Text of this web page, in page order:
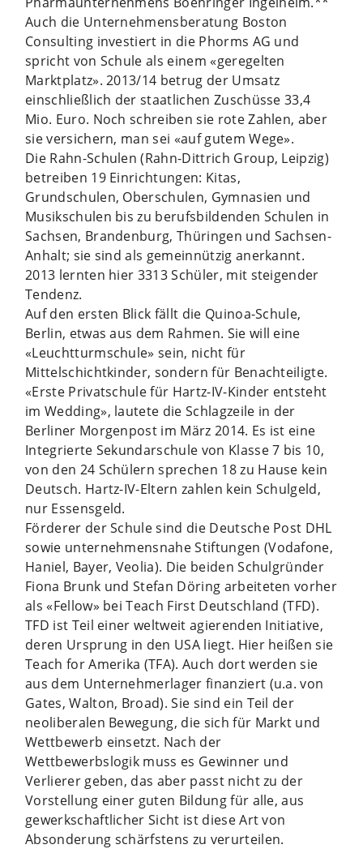
Auch die Unternehmensberatung Boston
Consulting investiert in die Phorms AG und
spricht von Schule als einem «geregelten
Marktplatz». 2013/14 betrug der Umsatz
einschließlich der staatlichen Zuschüsse 33,4
Mio. Euro. Noch schreiben sie rote Zahlen, aber
sie versichern, man sei «auf gutem Wege».
Die Rahn-Schulen (Rahn-Dittrich Group, Leipzig)
betreiben 19 Einrichtungen: Kitas,
Grundschulen, Oberschulen, Gymnasien und
Musikschulen bis zu berufsbildenden Schulen in
Sachsen, Brandenburg, Thüringen und Sachsen-
Anhalt; sie sind als gemeinnützig anerkannt.
2013 lernten hier 3313 Schüler, mit steigender
Tendenz.
Auf den ersten Blick fällt die Quinoa-Schule,
Berlin, etwas aus dem Rahmen. Sie will eine
«Leuchtturmschule» sein, nicht für
Mittelschichtkinder, sondern für Benachteiligte.
«Erste Privatschule für Hartz-IV-Kinder entsteht
im Wedding», lautete die Schlagzeile in der
Berliner Morgenpost im März 2014. Es ist eine
Integrierte Sekundarschule von Klasse 7 bis 10,
von den 24 Schülern sprechen 18 zu Hause kein
Deutsch. Hartz-IV-Eltern zahlen kein Schulgeld,
nur Essensgeld.
Förderer der Schule sind die Deutsche Post DHL
sowie unternehmensnahe Stiftungen (Vodafone,
Haniel, Bayer, Veolia). Die beiden Schulgründer
Fiona Brunk und Stefan Döring arbeiteten vorher
als «Fellow» bei Teach First Deutschland (TFD).
TFD ist Teil einer weltweit agierenden Initiative,
deren Ursprung in den USA liegt. Hier heißen sie
Teach for Amerika (TFA). Auch dort werden sie
aus dem Unternehmerlager finanziert (u.a. von
Gates, Walton, Broad). Sie sind ein Teil der
neoliberalen Bewegung, die sich für Markt und
Wettbewerb einsetzt. Nach der
Wettbewerbslogik muss es Gewinner und
Verlierer geben, das aber passt nicht zu der
Vorstellung einer guten Bildung für alle, aus
gewerkschaftlicher Sicht ist diese Art von
Absonderung schärfstens zu verurteilen.